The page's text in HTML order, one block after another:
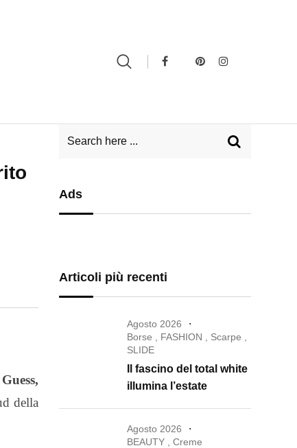
Guess,
della
Ads
Articoli più recenti
Agosto 2026
Borse
FASHION Scarpe
SLIDE
Il fascino del total white
illumina l’estate
Agosto 2026
BEAUTY
Creme